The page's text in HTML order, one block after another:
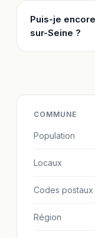
Puis-je
sur-Seine ?
COMMUNE
Population
Locaux
Codes postaux
Région